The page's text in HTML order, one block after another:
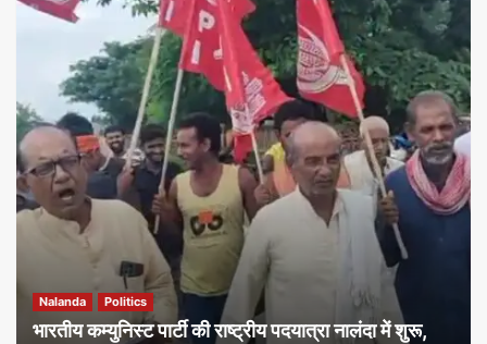
Nalanda Politics
भारतीय कम्युनिस्ट पार्टी की राष्ट्रीय पदयात्रा नालंदा में शुरू,